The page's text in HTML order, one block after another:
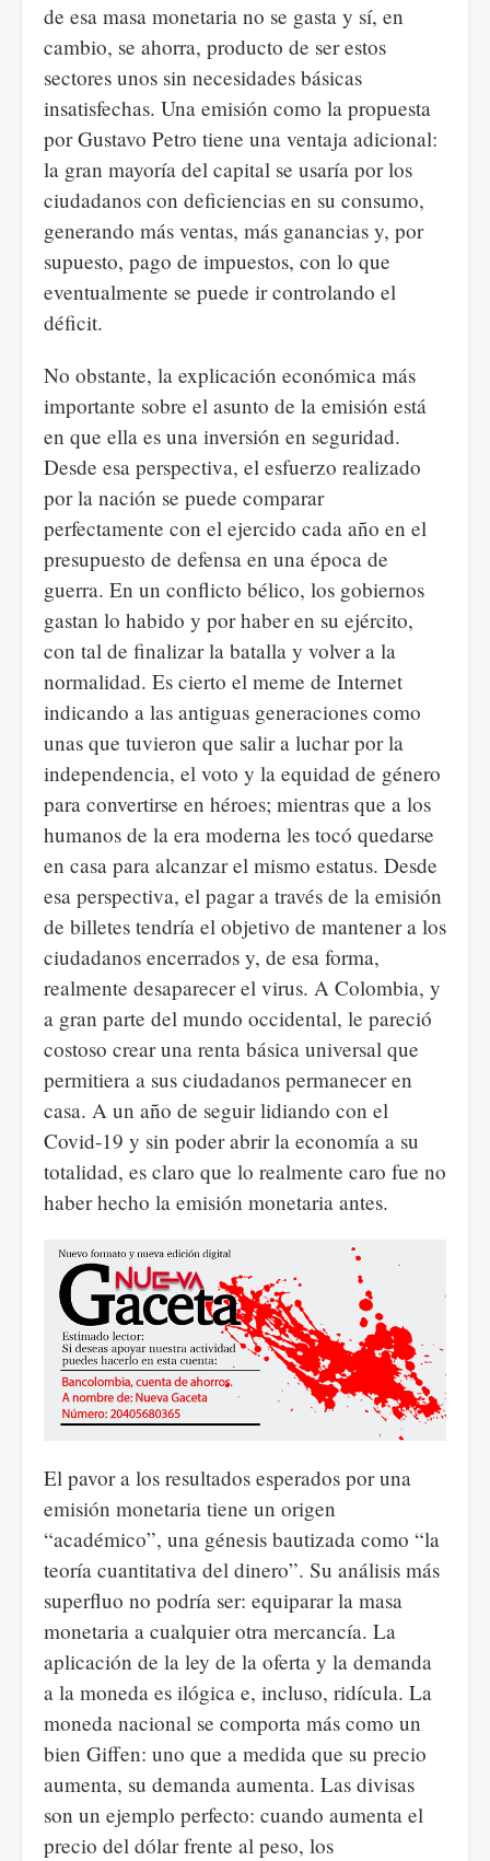
de esa masa monetaria no se gasta y sí, en
cambio, se ahorra, producto de ser estos
sectores unos sin necesidades básicas
insatisfechas. Una emisión como la propuesta
por Gustavo Petro tiene una ventaja adicional:
la gran mayoría del capital se usaría por los
ciudadanos con deficiencias en su consumo,
generando más ventas, más ganancias y, por
supuesto, pago de impuestos, con lo que
eventualmente se puede ir controlando el
déficit.
No obstante, la explicación económica más
importante sobre el asunto de la emisión está
en que ella es una inversión en seguridad.
Desde esa perspectiva, el esfuerzo realizado
por la nación se puede comparar
perfectamente con el ejercido cada año en el
presupuesto de defensa en una época de
guerra. En un conflicto bélico, los gobiernos
gastan lo habido y por haber en su ejército,
con tal de finalizar la batalla y volver a la
normalidad. Es cierto el meme de Internet
indicando a las antiguas generaciones como
unas que tuvieron que salir a luchar por la
independencia, el voto y la equidad de género
para convertirse en héroes; mientras que a los
humanos de la era moderna les tocó quedarse
en casa para alcanzar el mismo estatus. Desde
esa perspectiva, el pagar a través de la emisión
de billetes tendría el objetivo de mantener a los
ciudadanos encerrados y, de esa forma,
realmente desaparecer el virus. A Colombia, y
a gran parte del mundo occidental, le pareció
costoso crear una renta básica universal que
permitiera a sus ciudadanos permanecer en
casa. A un año de seguir lidiando con el
Covid-19 y sin poder abrir la economía a su
totalidad, es claro que lo realmente caro fue no
haber hecho la emisión monetaria antes.
El pavor a los resultados esperados por una
emisión monetaria tiene un origen
“académico”, una génesis bautizada como “la
teoría cuantitativa del dinero”. Su análisis más
superfluo no podría ser: equiparar la masa
monetaria a cualquier otra mercancía. La
aplicación de la ley de la oferta y la demanda
a la moneda es ilógica e, incluso, ridícula. La
moneda nacional se comporta más como un
bien Giffen: uno que a medida que su precio
aumenta, su demanda aumenta. Las divisas
son un ejemplo perfecto: cuando aumenta el
precio del dólar frente al peso, los